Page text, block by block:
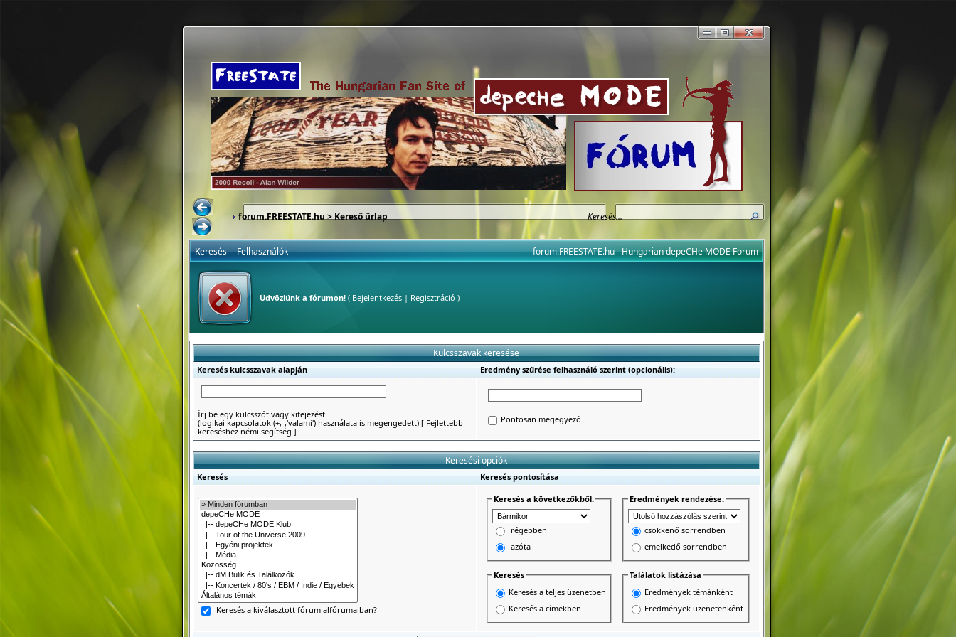
forum.FREESTATE.hu> Kereső űrlap
forum.FREESTATE.hu - Hungarian depeCHe MODE Forum
Keresés Felhasználók
Üdvözlünk a fórumon!( Bejelentkezés| Regisztráció )
Kulcsszavak keresése
Keresés kulcsszavak alapján Eredmény szűrése felhasználó szerint (opcionális):
Írj be egy kulcsszót vagy kifejezést
(logikai kapcsolatok (+,-,'valami') használata is megengedett)[ Fejlettebb
kereséshez némi segítség ]
Pontosan megegyező
Keresési opciók
Keresés Keresés pontosítása
Keresés a kiválasztott fórum alfórumaiban?
Keresés a következőkből:
régebben
azóta
Eredmények rendezése:
csökkenő sorrendben
emelkedő sorrendben
Keresés
Keresés a teljes üzenetben
Keresés a címekben
Találatok listázása
Eredmények témánként
Eredmények üzenetenként